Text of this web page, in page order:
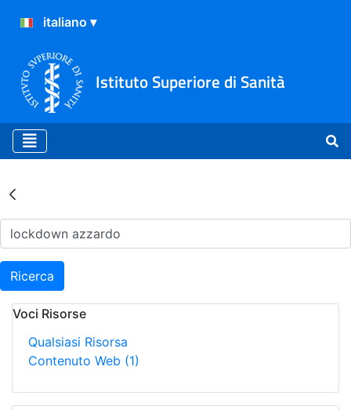
Istituto Superiore di Sanità
Risultati della Ricerca -
Ricerca
Voci Risorse
Qualsiasi Risorsa
Contenuto Web (1)